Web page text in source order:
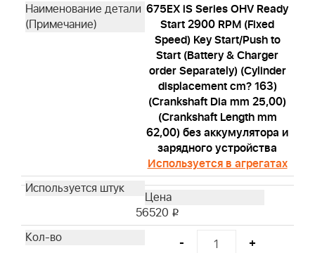
675EX iS Series OHV Ready
Start 2900 RPM (Fixed
Speed) Key Start/Push to
Start (Battery & Charger
order Separately) (Cylinder
displacement cm? 163)
(Crankshaft Dia mm 25,00)
(Crankshaft Length mm
62,00) без аккумулятора и
зарядного устройства
Используется в агрегатах
56520 i
- +